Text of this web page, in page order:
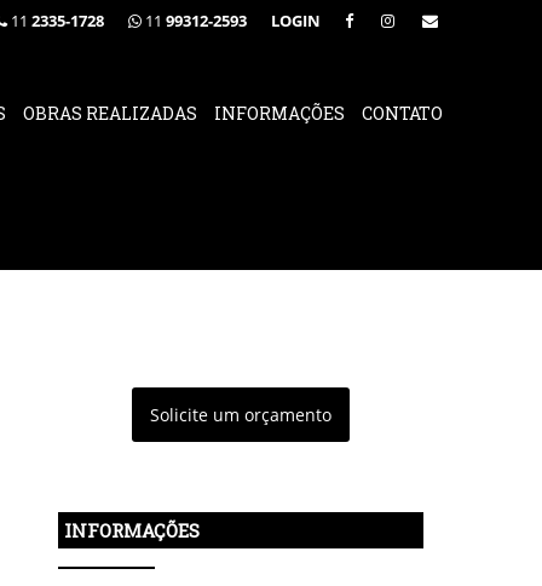
LOGIN
11 99312-2593
11 2335-1728
OBRAS REALIZADAS INFORMAÇÕES CONTATO
Solicite um orçamento
INFORMAÇÕES